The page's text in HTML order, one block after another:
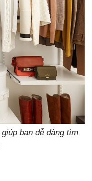
bạn dễ dàng tìm